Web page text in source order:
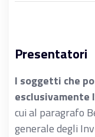
Presentatori
I soggetti che
esclusivamente
cui al paragrafo
generale degli